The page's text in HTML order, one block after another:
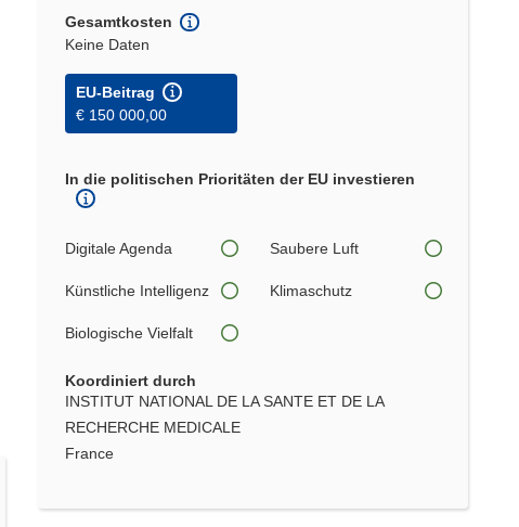
Gesamtkosten
Keine Daten
EU-Beitrag
€ 150 000,00
In die politischen Prioritäten der EU investieren
Digitale Agenda Saubere Luft
Künstliche Intelligenz Klimaschutz
Biologische Vielfalt
Koordiniert durch
INSTITUT NATIONAL DE LA SANTE ET DE LA
RECHERCHE MEDICALE
France